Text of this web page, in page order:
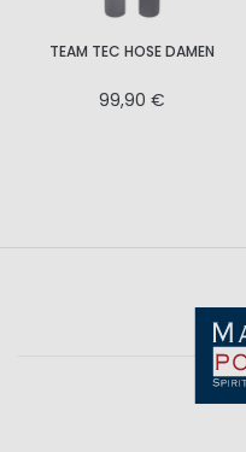
TEAM TEC HOSE DAMEN
99,90 €